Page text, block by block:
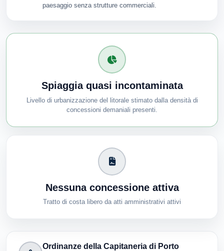
paesaggio senza strutture commerciali.
Spiaggia quasi incontaminata
Livello di urbanizzazione del litorale stimato dalla densità di
concessioni demaniali presenti.
Nessuna concessione attiva
Tratto di costa libero da atti amministrativi attivi
Ordinanze della Capitaneria di Porto